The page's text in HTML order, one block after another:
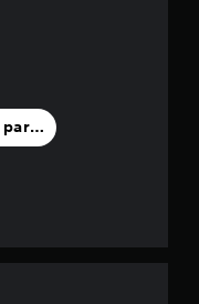
e
classificar